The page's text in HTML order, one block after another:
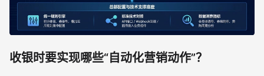
收银时要实现哪些“自动化营销动作”？